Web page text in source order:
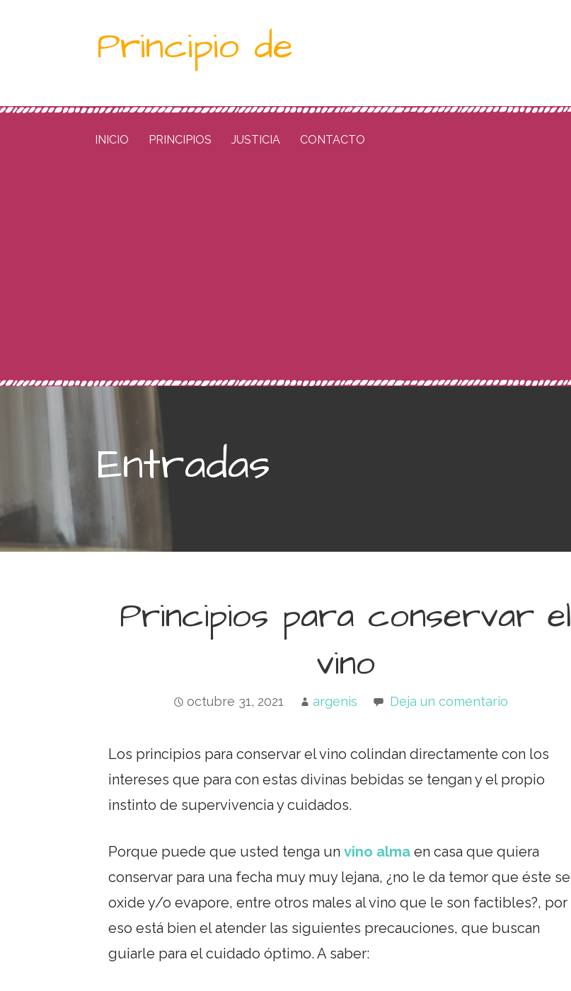
Principio de
INICIO PRINCIPIOS JUSTICIA CONTACTO
Entradas
Principios para conservar el
vino
octubre 31, 2021 argenis Deja un comentario
Los principios para conservar el vino colindan directamente con los
intereses que para con estas divinas bebidas se tengan y el propio
instinto de supervivencia y cuidados.
Porque puede que usted tenga unvino alma en casa que quiera
conservar para una fecha muy muy lejana, ¿no le da temor que éste se
oxide y/o evapore, entre otros males al vino que le son factibles?, por
eso está bien el atender las siguientes precauciones, que buscan
guiarle para el cuidado óptimo. A saber: